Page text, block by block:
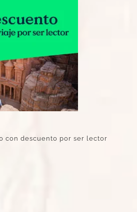
con descuento por ser lector